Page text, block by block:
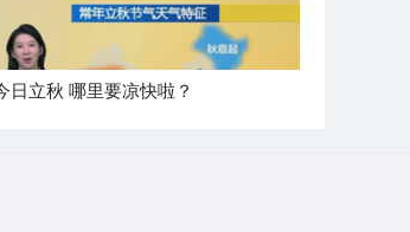
日立秋 哪里要凉快啦？